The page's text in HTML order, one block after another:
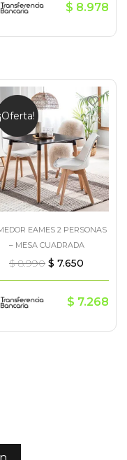
$ 8.978
¡Oferta!
EAMES 2 PERSONAS
– MESA CUADRADA
$8.990 $ 7.650
$ 7.268